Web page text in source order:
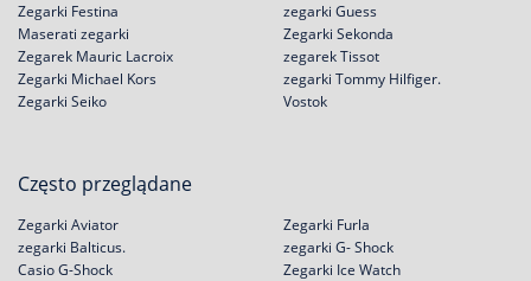
Zegarki Festina
zegarki Guess
Maserati zegarki
Zegarek Mauric Lacroix
Zegarki Michael Kors
Zegarki Seiko
Zegarki Sekonda
zegarek Tissot
zegarki Tommy Hilfiger.
Vostok
Często przeglądane
Zegarki Aviator
zegarki Balticus.
Casio G-Shock
Zegarki Furla
zegarki G- Shock
Zegarki Ice Watch